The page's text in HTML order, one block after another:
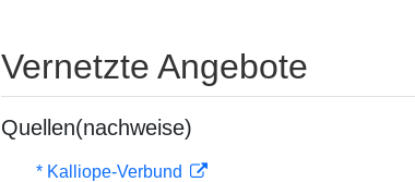
Vernetzte Angebote
Quellen(nachweise)
* Kalliope-Verbund